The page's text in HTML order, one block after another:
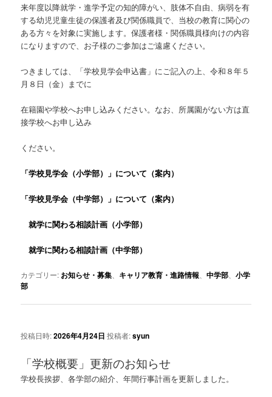
来年度以降就学・進学予定の知的障がい、肢体不自由、病弱を有
する幼児児童生徒の保護者及び関係職員で、当校の教育に関心の
ある方々を対象に実施します。保護者様・関係職員様向けの内容
になりますので、お子様のご参加はご遠慮ください。
つきましては、「学校見学会申込書」にご記入の上、令和８年５
月８日（金）までに
在籍園や学校へお申し込みください。なお、所属園がない方は直
接学校へお申し込み
ください。
「学校見学会（小学部）」について（案内）
「学校見学会（中学部）」について（案内）
就学に関わる相談計画（小学部）
就学に関わる相談計画（中学部）
カテゴリー: お知らせ・募集 キャリア教育・進路情報 、中学部 、小学
部
投稿日時:2026年4月24日 投稿者:syun
「学校概要」更新のお知らせ
学校長挨拶、各学部の紹介、年間行事計画を更新しました。